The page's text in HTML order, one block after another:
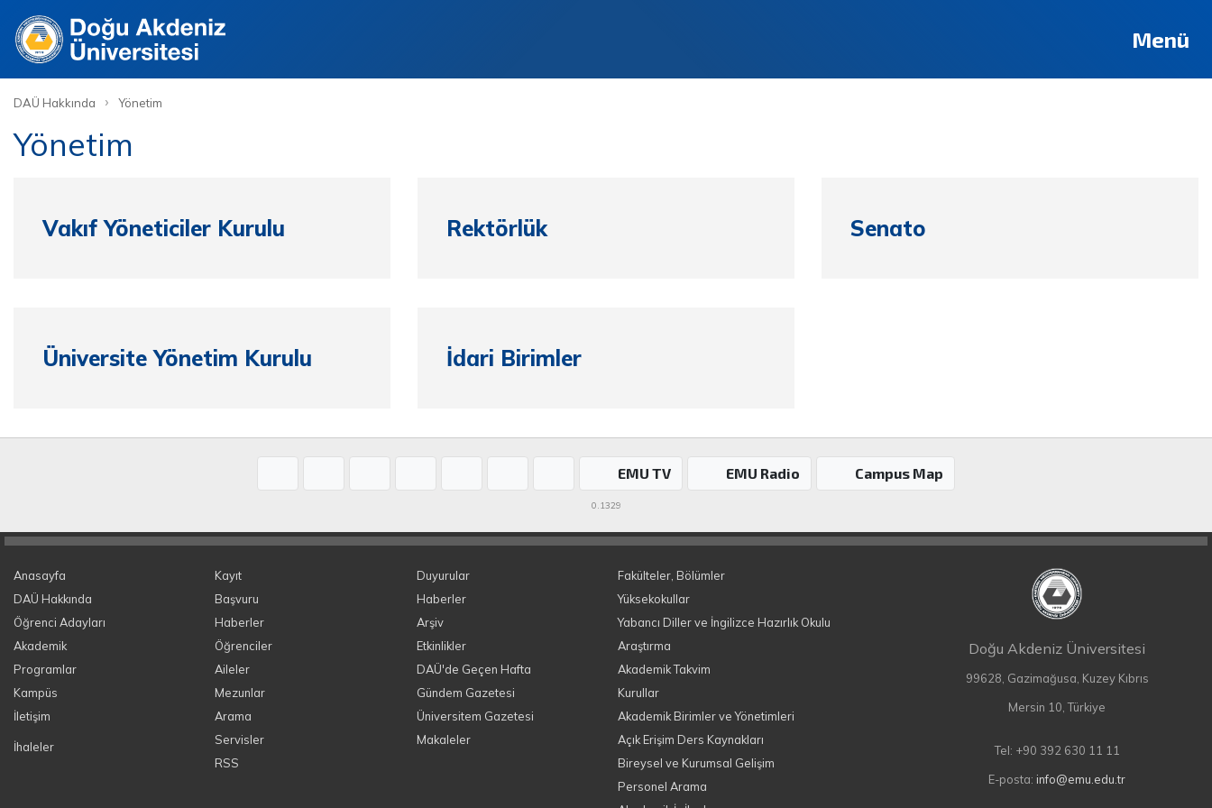
Menü
DAÜ Hakkında › Yönetim
Yönetim
Vakıf Yöneticiler Kurulu Rektörlük Senato
Üniversite Yönetim Kurulu İdari Birimler
EMU TV EMU Radio Campus Map
0.1329
Anasayfa
DAÜ Hakkında
Öğrenci Adayları
Akademik
Programlar
Kampüs
İletişim
İhaleler
Kayıt
Başvuru
Haberler
Öğrenciler
Aileler
Mezunlar
Arama
Servisler
RSS
Duyurular
Haberler
Arşiv
Etkinlikler
DAÜ'de Geçen Hafta
Gündem Gazetesi
Üniversitem Gazetesi
Makaleler
Fakülteler, Bölümler
Yüksekokullar
Yabancı Diller ve İngilizce Hazırlık Okulu
Araştırma
Akademik Takvim
Kurullar
Akademik Birimler ve Yönetimleri
Açık Erişim Ders Kaynakları
Bireysel ve Kurumsal Gelişim
Personel Arama
Doğu Akdeniz Üniversitesi
99628, Gazimağusa, Kuzey Kıbrıs
Mersin 10, Türkiye
Tel: +90 392 630 11 11
E-posta: info@emu.edu.tr